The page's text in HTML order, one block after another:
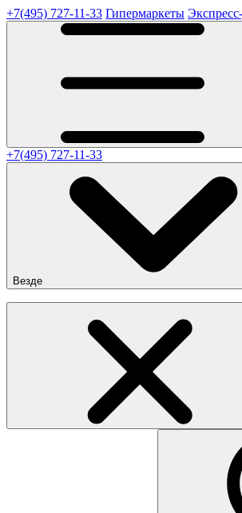
+7(495) 727-11-33 Гипермаркеты
+7(495) 727-11-33
Везде